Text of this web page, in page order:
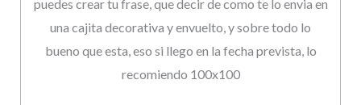
puedes crear tu frase, que decir de como te lo envia en
una cajita decorativa y envuelto, y sobre todo lo
bueno que esta, eso si llego en la fecha prevista, lo
recomiendo 100x100